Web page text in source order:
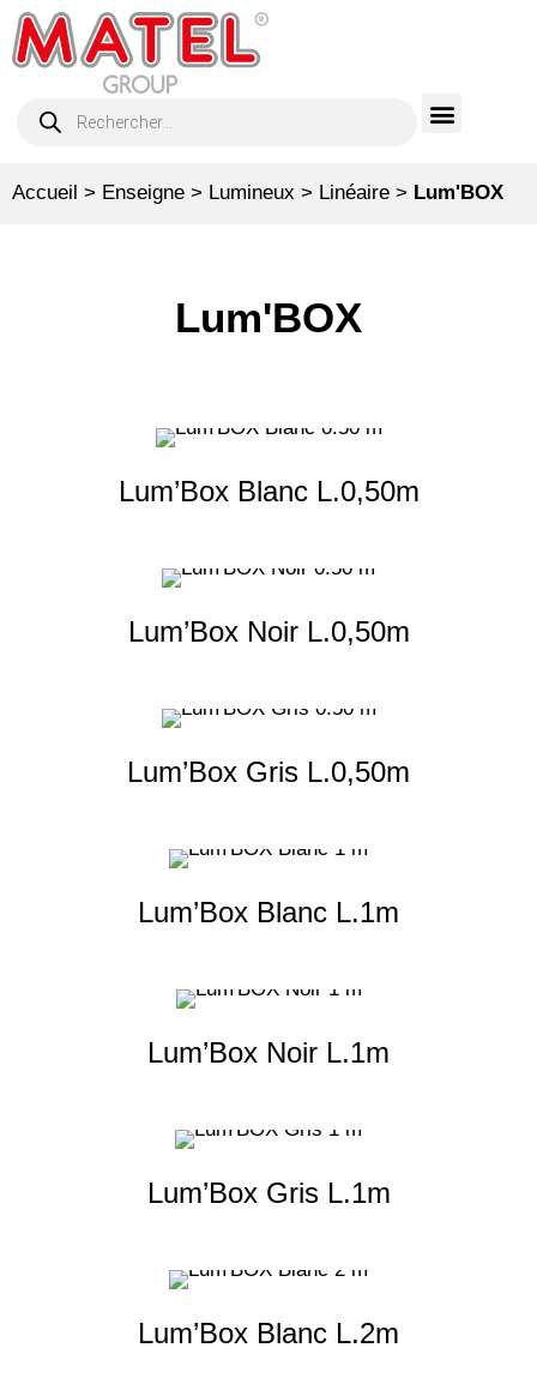
Accueil > Enseigne > Lumineux > Linéaire > Lum'BOX
Lum'BOX
Lum’Box Blanc L.0,50m
Lum’Box Noir L.0,50m
Lum’Box Gris L.0,50m
Lum’Box Blanc L.1m
Lum’Box Noir L.1m
Lum’Box Gris L.1m
Lum’Box Blanc L.2m